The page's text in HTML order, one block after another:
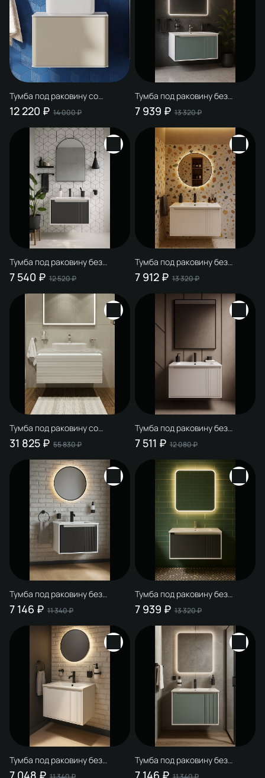
Тумба под раковину со
столешницей STWORKI
Ноттвиль 60 бежевый шелк,
без выреза под смеситель
12 220 ₽ 14 000 ₽
Тумба под раковину без
столешницы STWORKI
Мурманск 80 подвесная,
бирюза
7 939 ₽ 13 320 ₽
Тумба под раковину без
столешницы STWORKI
Мурманск 70 подвесная,
антрацит
7 540 ₽ 12 520 ₽
Тумба под раковину без
столешницы STWORKI
Мурманск 80 подвесная,
белая
7 912 ₽ 13 320 ₽
Тумба под раковину со
столешницей STWORKI
Рандерс 100 белая,
подвесная, с подсветкой
31 825 ₽ 55 830 ₽
Тумба под раковину без
столешницы STWORKI
Мурманск 70 подвесная,
7 511 ₽ 12 080 ₽
Тумба под раковину без
столешницы STWORKI
Мурманск 60 подвесная,
антрацит
7 146 ₽ 11 340 ₽
Тумба под раковину без
столешницы STWORKI
Мурманск 80 подвесная,
антрацит
7 939 ₽ 13 320 ₽
Тумба под раковину без
столешницы STWORKI
7 048 ₽
Тумба под раковину без
столешницы STWORKI
7 146 ₽